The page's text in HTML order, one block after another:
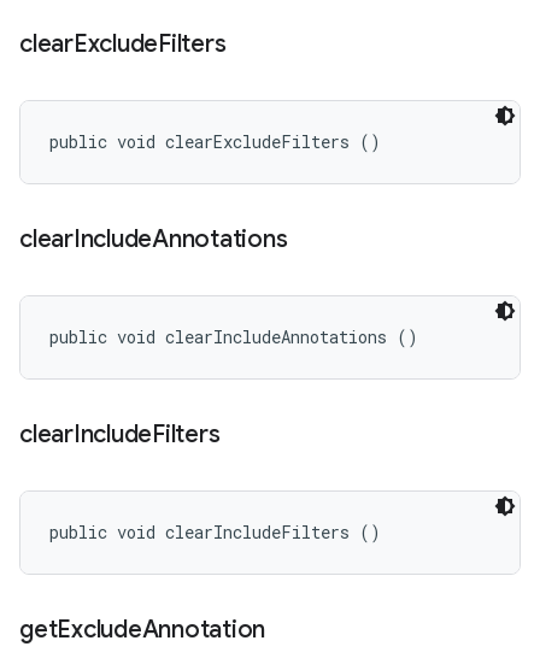
clearExcludeFilters
public void clearExcludeFilters ()
clearIncludeAnnotations
public void clearIncludeAnnotations ()
clearIncludeFilters
public void clearIncludeFilters ()
getExcludeAnnotation